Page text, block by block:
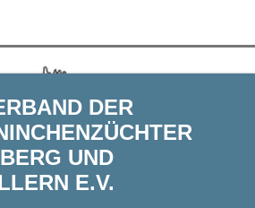
DER
UND
E.V.